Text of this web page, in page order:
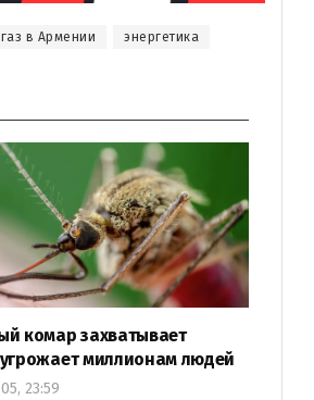
в Армении энергетика
комар захватывает
миллионам людей
23:59